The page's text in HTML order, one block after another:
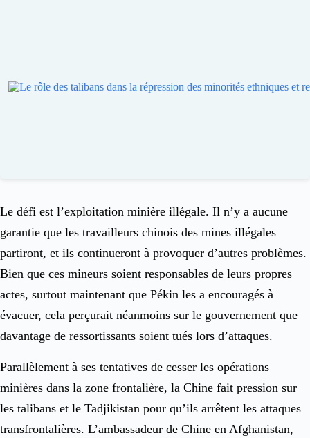
Le défi est l’exploitation minière illégale. Il n’y a aucune
garantie que les travailleurs chinois des mines illégales
partiront, et ils continueront à provoquer d’autres problèmes.
Bien que ces mineurs soient responsables de leurs propres
actes, surtout maintenant que Pékin les a encouragés à
évacuer, cela perçurait néanmoins sur le gouvernement que
davantage de ressortissants soient tués lors d’attaques.
Parallèlement à ses tentatives de cesser les opérations
minières dans la zone frontalière, la Chine fait pression sur
les talibans et le Tadjikistan pour qu’ils arrêtent les attaques
transfrontalières. L’ambassadeur de Chine en Afghanistan,